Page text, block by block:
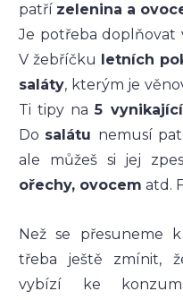
patří zelenina a
Je potřeba doplňovat
V žebříčku letních
saláty, kterým je
Ti tipy na5
Do salátu nemusí
ale můžeš si jej
ořechy, ovocem atd.
Než se přesuneme
třeba ještě zmínit,
vybízí ke